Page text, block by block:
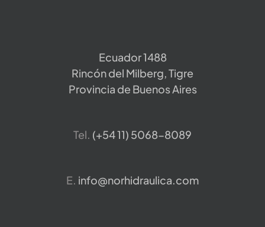
Ecuador 1488
Rincón del Milberg, Tigre
Provincia de Buenos Aires
Tel. ​(+54 11) 5068-8089
E. info@norhidraulica.com